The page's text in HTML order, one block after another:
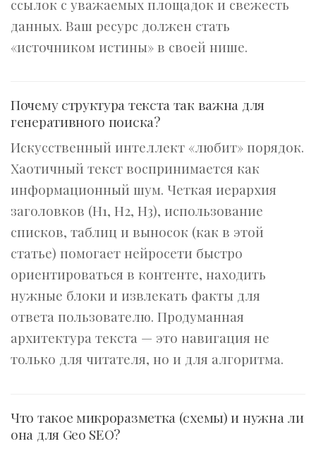
ссылок с уважаемых площадок и свежесть
данных. Ваш ресурс должен стать
«источником истины» в своей нише.
Почему структура текста так важна для
генеративного поиска?
Искусственный интеллект «любит» порядок.
Хаотичный текст воспринимается как
информационный шум. Четкая иерархия
заголовков (H1, H2, H3), использование
списков, таблиц и выносок (как в этой
статье) помогает нейросети быстро
ориентироваться в контенте, находить
нужные блоки и извлекать факты для
ответа пользователю. Продуманная
архитектура текста — это навигация не
только для читателя, но и для алгоритма.
Что такое микроразметка (схемы) и нужна ли
она для Geo SEO?